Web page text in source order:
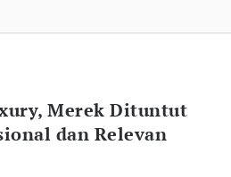
Merek Dituntut
dan Relevan